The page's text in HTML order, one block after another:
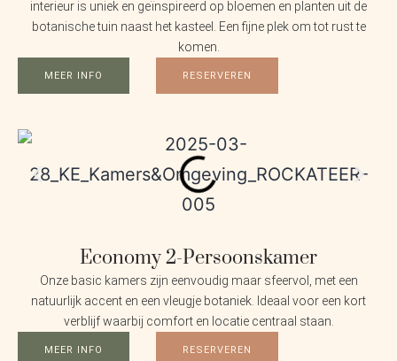
interieur is uniek en geïnspireerd op bloemen en planten uit de
botanische tuin naast het kasteel. Een fijne plek om tot rust te
komen.
MEER INFO RESERVEREN
Economy 2-Persoonskamer
Onze basic kamers zijn eenvoudig maar sfeervol, met een
natuurlijk accent en een vleugje botaniek. Ideaal voor een kort
verblijf waarbij comfort en locatie centraal staan.
MEER INFO RESERVEREN